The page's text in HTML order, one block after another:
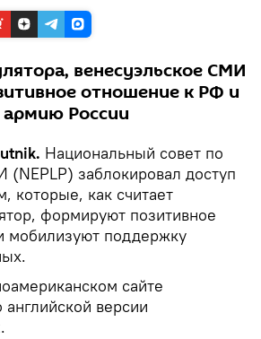
венесуэльское СМИ
отношение к РФ и
России
Национальный совет по
заблокировал доступ
которые, как считает
формируют позитивное
мобилизуют поддержку
сайте
версии